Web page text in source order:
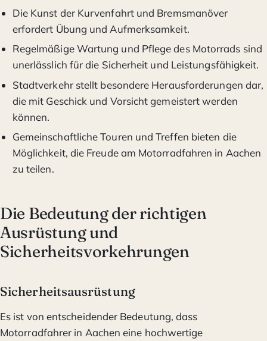
Die Kunst der Kurvenfahrt und Bremsmanöver
erfordert Übung und Aufmerksamkeit.
Regelmäßige Wartung und Pflege des Motorrads sind
unerlässlich für die Sicherheit und Leistungsfähigkeit.
Stadtverkehr stellt besondere Herausforderungen dar,
die mit Geschick und Vorsicht gemeistert werden
können.
Gemeinschaftliche Touren und Treffen bieten die
Möglichkeit, die Freude am Motorradfahren in Aachen
zu teilen.
Die Bedeutung der richtigen
Ausrüstung und
Sicherheitsvorkehrungen
Sicherheitsausrüstung
Es ist von entscheidender Bedeutung, dass
Motorradfahrer in Aachen eine hochwertige